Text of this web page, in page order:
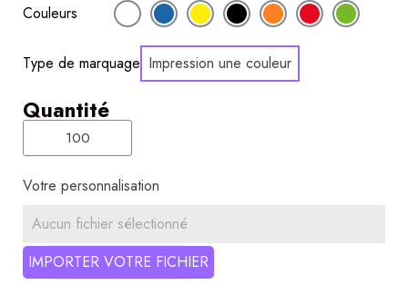
Couleurs
Type de marquage Impression une couleur
Quantité
Votre personnalisation
Aucun fichier sélectionné
IMPORTER VOTRE FICHIER